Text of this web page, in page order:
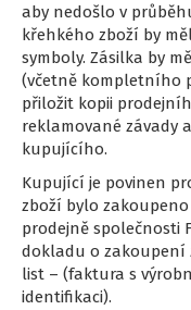
aby nedošlo v
křehkého zboží by
symboly. Zásilka by
(včetně kompletního
přiložit kopii
reklamované závady
kupujícího.
Kupující je povinen
zboží bylo
prodejně společnosti
dokladu o zakoupení
list – (faktura s
identifikaci).